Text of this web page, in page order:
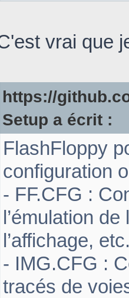
vrai que
https://
Setup a écrit :
FlashFloppy
configuration
- FF.CFG :
l’émulation
l’affichage,
- IMG.CFG :
tracés de